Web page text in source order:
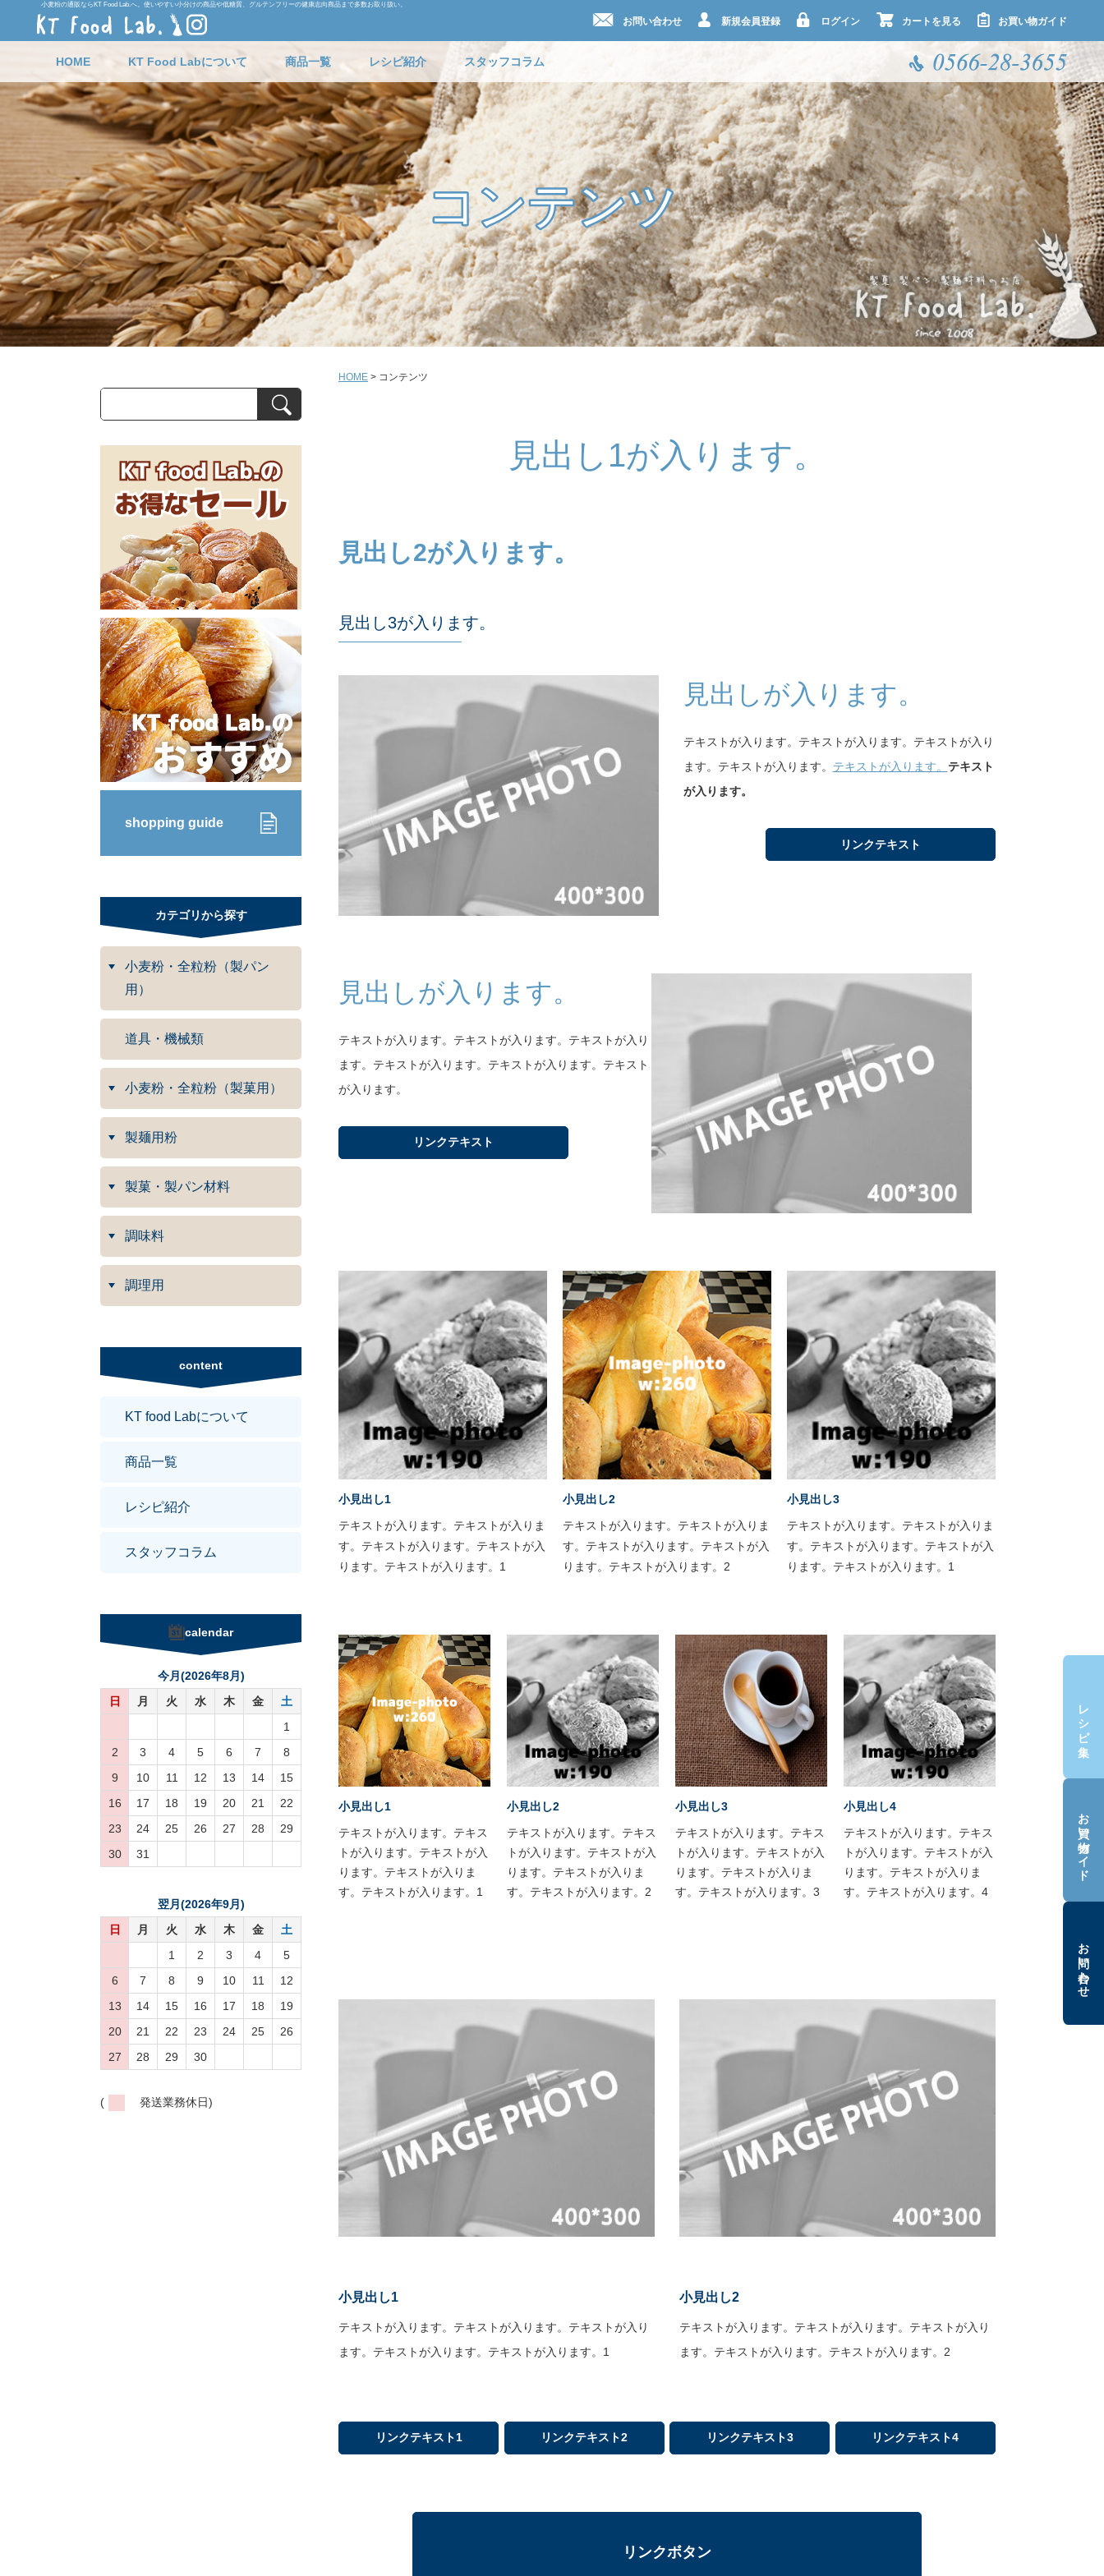
レシピ集
お買い物ガイド
お問い合わせ
小麦粉の通販ならKT Food Lab.へ。使いやすい小分けの商品や低糖質、グルテンフリーの健康志向商品まで多数お取り扱い。
お問い合わせ 新規会員登録 ログイン カートを見る お買い物ガイド
HOME KT Food Labについて 商品一覧 レシピ紹介 スタッフコラム
コンテンツ
コンテンツ
HOME > コンテンツ
見出し1が入ります。
見出し2が入ります。
見出し3が入ります。
見出しが入ります。
テキストが入ります。テキストが入ります。テキストが入り
ます。テキストが入ります。 テキストが入ります。 テキスト
が入ります。
リンクテキスト
見出しが入ります。
テキストが入ります。テキストが入ります。テキストが入り
ます。テキストが入ります。テキストが入ります。テキスト
が入ります。
リンクテキスト
小見出し1
テキストが入ります。テキストが入りま
す。テキストが入ります。テキストが入
ります。テキストが入ります。1
小見出し2
テキストが入ります。テキストが入りま
す。テキストが入ります。テキストが入
ります。テキストが入ります。2
小見出し3
テキストが入ります。テキストが入りま
す。テキストが入ります。テキストが入
ります。テキストが入ります。1
小見出し1
テキストが入ります。テキス
トが入ります。テキストが入
ります。テキストが入りま
す。テキストが入ります。1
小見出し2
テキストが入ります。テキス
トが入ります。テキストが入
ります。テキストが入りま
す。テキストが入ります。2
小見出し3
テキストが入ります。テキス
トが入ります。テキストが入
ります。テキストが入りま
す。テキストが入ります。3
小見出し4
テキストが入ります。テキス
トが入ります。テキストが入
ります。テキストが入りま
す。テキストが入ります。4
小見出し1
テキストが入ります。テキストが入ります。テキストが入り
ます。テキストが入ります。テキストが入ります。1
小見出し2
テキストが入ります。テキストが入ります。テキストが入り
ます。テキストが入ります。テキストが入ります。2
リンクテキスト1 リンクテキスト2 リンクテキスト3 リンクテキスト4
リンクボタン
shopping guide
カテゴリから探す
小麦粉・全粒粉（製パン
用）
道具・機械類
小麦粉・全粒粉（製菓用）
製麺用粉
製菓・製パン材料
調味料
調理用
content
KT food Labについて
商品一覧
レシピ紹介
スタッフコラム
calendar
今月(2026年8月)
日
月 火 水 木 金
土
1
2
3 4 5 6 7
8
9
10 11 12 13 14
15
16
17 18 19 20 21
22
23
24 25 26 27 28
29
30
31
翌月(2026年9月)
日
月 火 水 木 金
土
1
2 3 4
5
6
7 8 9 10 11
12
13
14 15 16 17 18
19
20
21 22 23 24 25
26
27
28 29 30
( 発送業務休日)